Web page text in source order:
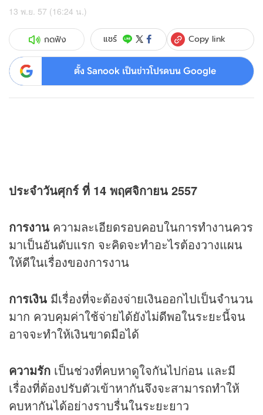
13 พ.ย. 57 (16:24 น.)
กดฟัง แชร์ Copy link
ตั้ง Sanook เป็นข่าวโปรดบน Google
ประจำวันศุกร์ ที่ 14 พฤศจิกายน 2557
การงาน ความละเอียดรอบคอบในการทำงานควร
มาเป็นอันดับแรก จะคิดจะทำอะไรต้องวางแผน
ให้ดีในเรื่องของการงาน
การเงิน มีเรื่องที่จะต้องจ่ายเงินออกไปเป็นจำนวน
มาก ควบคุมค่าใช้จ่ายได้ยังไม่ดีพอในระยะนี้จน
อาจจะทำให้เงินขาดมือได้
ความรัก เป็นช่วงที่คบหาดูใจกันไปก่อน และมี
เรื่องที่ต้องปรับตัวเข้าหากันจึงจะสามารถทำให้
คบหากันได้อย่างราบรื่นในระยะยาว